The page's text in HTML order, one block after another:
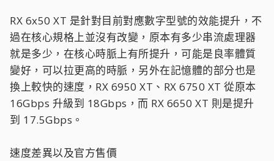
RX 6x50 XT 是針對目前對應數字型號的效能提升，不
過在核心規格上並沒有改變，原本有多少串流處理器
就是多少，在核心時脈上有所提升，可能是良率體質
變好，可以拉更高的時脈，另外在記憶體的部分也是
換上較快的速度，RX 6950 XT、RX 6750 XT 從原本
16Gbps 升級到 18Gbps，而 RX 6650 XT 則是提升
到 17.5Gbps。
速度差異以及官方售價